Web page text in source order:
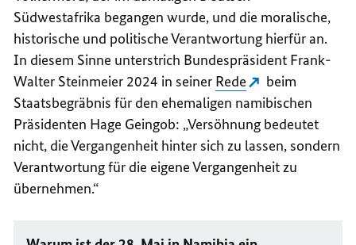
Südwestafrika begangen wurde, und die moralische,
historische und politische Verantwortung hierfür an.
In diesem Sinne unterstrich Bundespräsident Frank-
Walter Steinmeier 2024 in seiner Rede
beim
Staatsbegräbnis für den ehemaligen namibischen
Präsidenten Hage Geingob: „Versöhnung bedeutet
nicht, die Vergangenheit hinter sich zu lassen, sondern
Verantwortung für die eigene Vergangenheit zu
übernehmen.“